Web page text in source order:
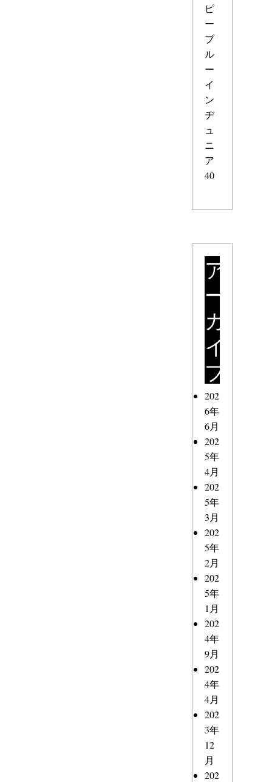
ピ
ー
ブ
ル
ー
イ
ン
ヂ
ュ
ニ
ア
40
ア
ー
カ
イ
ブ
202
6年
6月
202
5年
4月
202
5年
3月
202
5年
2月
202
5年
1月
202
4年
9月
202
4年
4月
202
3年
12
月
202